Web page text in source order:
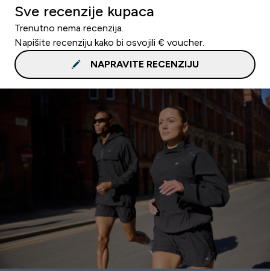
Sve recenzije kupaca
Trenutno nema recenzija.
Napišite recenziju kako bi osvojili € voucher.
NAPRAVITE RECENZIJU